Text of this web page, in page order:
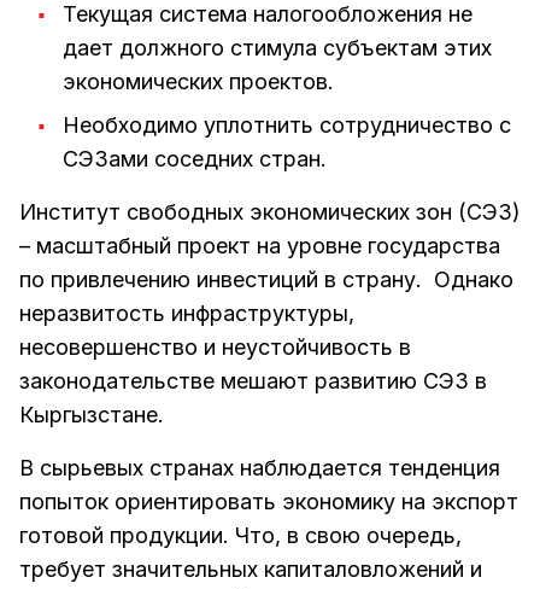
Текущая система налогообложения не
дает должного стимула субъектам этих
экономических проектов.
Необходимо уплотнить сотрудничество с
СЭЗами соседних стран.
Институт свободных экономических зон (СЭЗ)
– масштабный проект на уровне государства
по привлечению инвестиций в страну. Однако
неразвитость инфраструктуры,
несовершенство и неустойчивость в
законодательстве мешают развитию СЭЗ в
Кыргызстане.
В сырьевых странах наблюдается тенденция
попыток ориентировать экономику на экспорт
готовой продукции. Что, в свою очередь,
требует значительных капиталовложений и